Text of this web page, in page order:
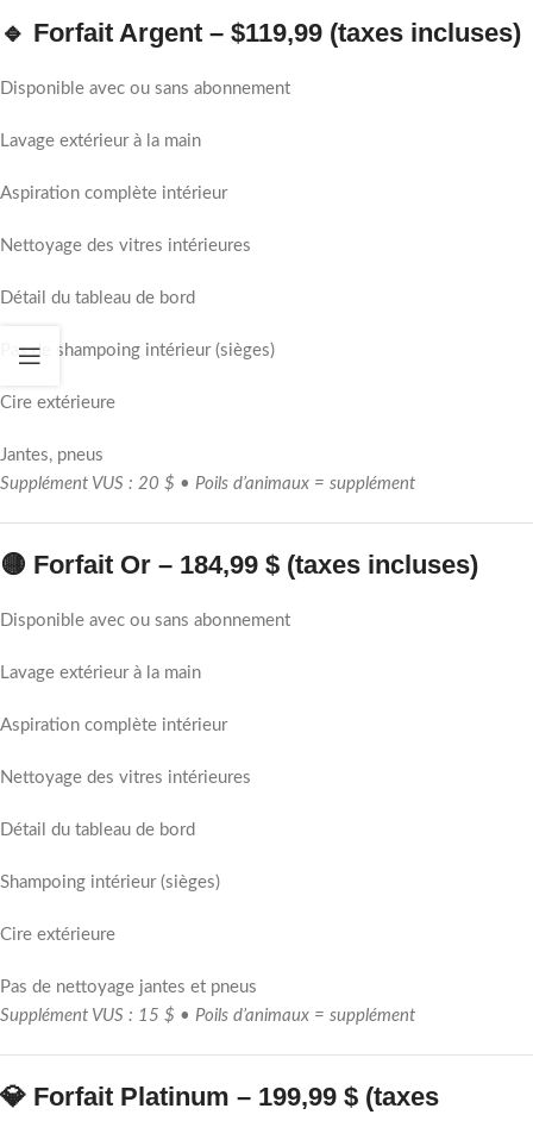
🔹 Forfait Argent – $119,99 (taxes incluses)
Disponible avec ou sans abonnement
Lavage extérieur à la main
Aspiration complète intérieur
Nettoyage des vitres intérieures
Détail du tableau de bord
Pas de shampoing intérieur (sièges)
Cire extérieure
Jantes, pneus
Supplément VUS : 20 $ • Poils d’animaux = supplément
🟡 Forfait Or – 184,99 $ (taxes incluses)
Disponible avec ou sans abonnement
Lavage extérieur à la main
Aspiration complète intérieur
Nettoyage des vitres intérieures
Détail du tableau de bord
Shampoing intérieur (sièges)
Cire extérieure
Pas de nettoyage jantes et pneus
Supplément VUS : 15 $ • Poils d’animaux = supplément
💎 Forfait Platinum – 199,99 $ (taxes